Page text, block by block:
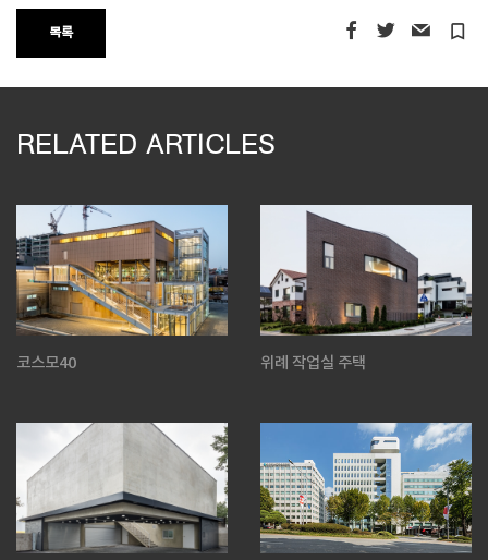
목록 turned_in_not
RELATED ARTICLES
코스모40 위례 작업실 주택